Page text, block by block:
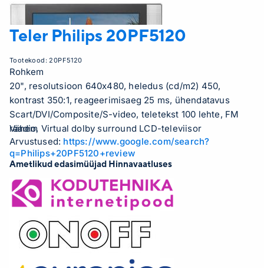
Teler Philips 20PF5120
Tootekood:20PF5120
Rohkem
20", resolutsioon 640x480, heledus (cd/m2) 450,
kontrast 350:1, reageerimisaeg 25 ms, ühendatavus
Scart/DVI/Composite/S-video, teletekst 100 lehte, FM
raadio, Virtual dolby surround LCD-televiisor
Vähem
Arvustused: https://www.google.com/search?
q=Philips+20PF5120+review
Ametlikud edasimüüjad Hinnavaatluses